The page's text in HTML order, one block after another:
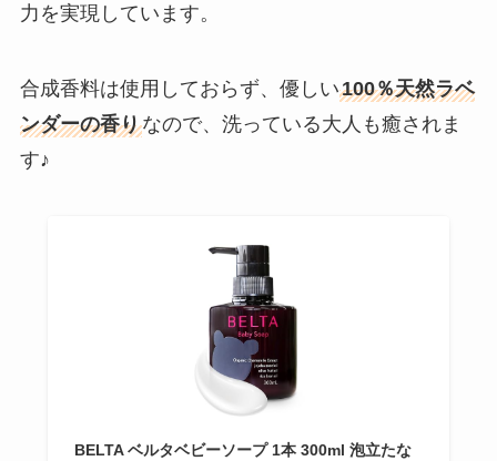
力を実現しています。
合成香料は使用しておらず、優しい100％天然ラベ
ンダーの香りなので、洗っている大人も癒されま
す♪
BELTA ベルタベビーソープ 1本 300ml 泡立たな